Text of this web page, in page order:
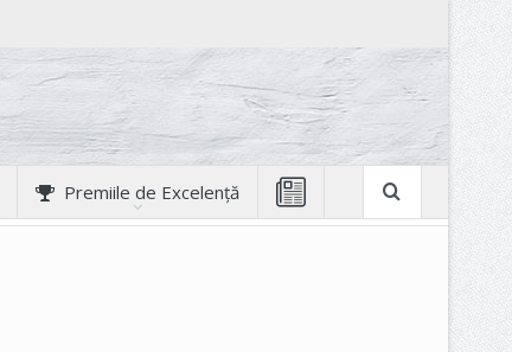
Premiile de Excelență